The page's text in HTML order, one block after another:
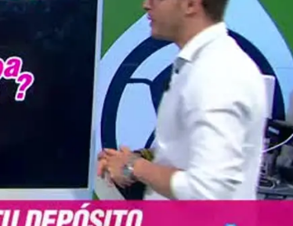
Flipboard